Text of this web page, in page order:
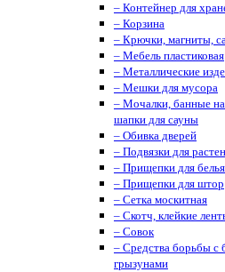
– Контейнер для
– Корзина
– Крючки, магниты,
– Мебель пластиковая
– Металлические
– Мешки для мусора
– Мочалки, банные
шапки для сауны
– Обивка дверей
– Подвязки для
– Прищепки для белья
– Прищепки для штор
– Сетка москитная
– Скотч, клейкие
– Совок
– Средства борьбы
грызунами